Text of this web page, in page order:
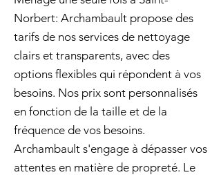
Norbert: Archambault propose des
tarifs de nos services de nettoyage
clairs et transparents, avec des
options flexibles qui répondent à vos
besoins. Nos prix sont personnalisés
en fonction de la taille et de la
fréquence de vos besoins.
Archambault s'engage à dépasser vos
attentes en matière de propreté. Le